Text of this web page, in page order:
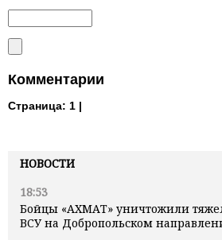
НОВОСТИ
18:53
Бойцы «АХМАТ» уничтожили
ВСУ на Добропольском
Комментарии
Страница: 1 |